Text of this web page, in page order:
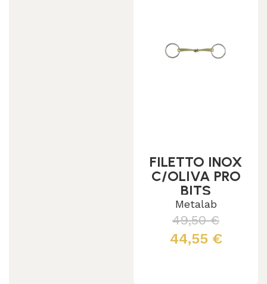
FILETTO INOX
C/OLIVA PRO
BITS
Metalab
49,50€
44,55 €